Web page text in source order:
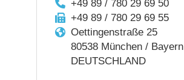
+49 89 / 780 29 69 50
+49 89 / 780 29 69 55
Oettingenstraße 25
80538 München / Bayern
DEUTSCHLAND